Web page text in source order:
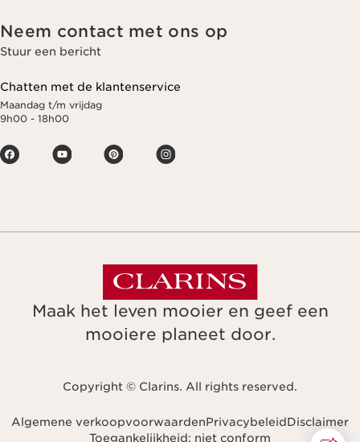
Neem contact met ons op
Stuur een bericht
Chatten met de klantenservice
Maandag t/m vrijdag
9h00 - 18h00
Maak het leven mooier en geef een
mooiere planeet door.
Copyright © Clarins. All rights reserved.
Algemene verkoopvoorwaardenPrivacybeleidDisclaimer
Toegankelijkheid: niet conform